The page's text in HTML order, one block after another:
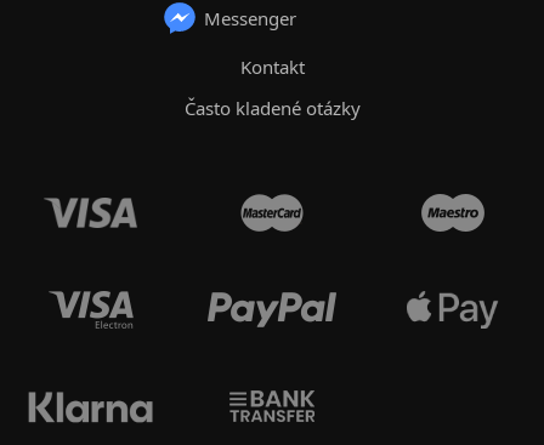
Messenger
Kontakt
Často kladené otázky